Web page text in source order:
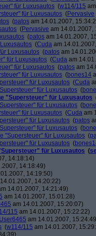
für Luxusautos (w114/115
für Luxusautos (Pervasive
(patos am 14.01.2007,
(Pervasive am 14.01.2007,
(patos am 14.01.2007,
(Cuda am
Luxusautos (patos am
für Luxusautos (Cuda am
für Luxusautos (patos am
für Luxusautos (bones14
für Luxusautos (Cuda
für Luxusautos (
"Supersteuer" für Luxusautos
für Luxusautos (
für Luxusautos (Cuda am
für Luxusautos (patos
für Luxusautos (
"Supersteuer" für Luxusautos (
für Luxusautos (
für Luxusautos (
14:18:14)
14:18:49)
14:19:50)
14:20:22)
14.01.2007, 14:21:49)
am 14.01.2007, 15:01:28)
am 14.01.2007, 15:20:07)
115 am 14.01.2007, 15:22:22)
User6465 am 14.01.2007,
(w114/115 am 14.01.2007,